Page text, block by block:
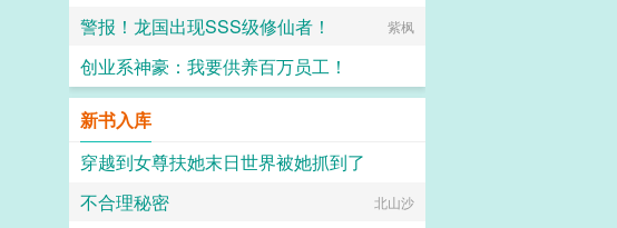
警报！龙国出现SSS级修仙者！ 紫枫
创业系神豪：我要供养百万员工！
新书入库
穿越到女尊扶她末日世界被她抓到了
扶她×美少年
不合理秘密 北山沙